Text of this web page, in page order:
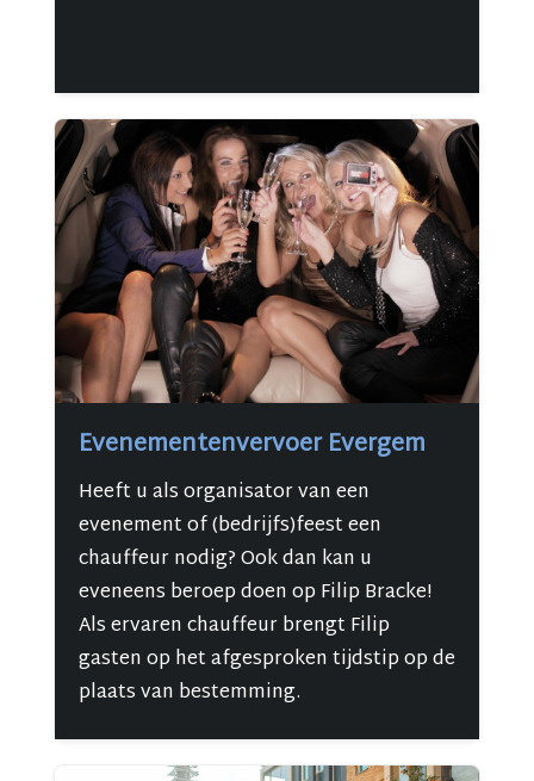
Evenementenvervoer Evergem
Heeft u als organisator van een
evenement of (bedrijfs)feest een
chauffeur nodig? Ook dan kan u
eveneens beroep doen op Filip Bracke!
Als ervaren chauffeur brengt Filip
gasten op het afgesproken tijdstip op de
plaats van bestemming.